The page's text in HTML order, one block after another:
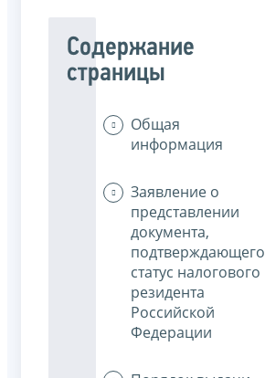
Содержание
страницы
Общая
информация
Заявление о
представлении
документа,
подтверждающего
статус налогового
резидента
Российской
Федерации